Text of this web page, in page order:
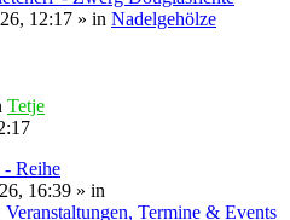
12:17 » in Nadelgehölze
Tetje
Reihe
16:39 » in
Veranstaltungen, Termine & Events